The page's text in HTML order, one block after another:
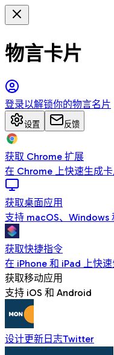
物言卡片
登录以解锁你的物言名片
设置 反馈
获取 Chrome 扩展
在 Chrome 上快速生成
获取桌面应用
支持 macOS、Windows
获取快捷指令
在 iPhone 和 iPad 上快
获取移动应用
支持 iOS 和 Android
设计更新日志Twitter